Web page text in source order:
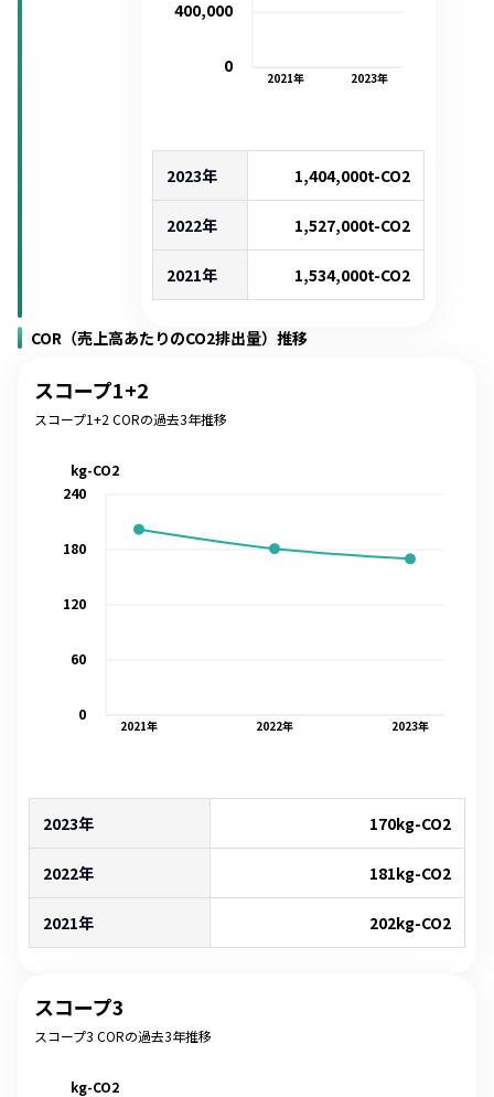
2021年 2023年
0
400,000
2023年 1,404,000t-CO2
2022年 1,527,000t-CO2
2021年 1,534,000t-CO2
COR（売上高あたりのCO2排出量）推移
スコープ1+2
スコープ1+2 CORの過去3年推移
2021年 2022年 2023年
0
60
120
180
240
kg-CO2
2023年 170kg-CO2
2022年 181kg-CO2
2021年 202kg-CO2
スコープ3
スコープ3 CORの過去3年推移
kg-CO2